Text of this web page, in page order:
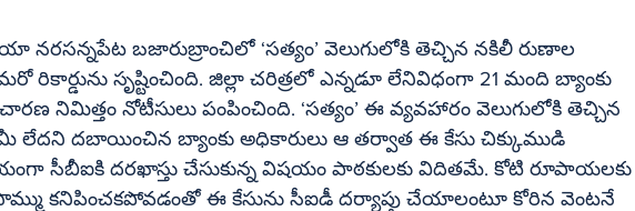
రికార్డును సృష్టించింది. జిల్లా చరిత్రలో ఎన్నడూ లేనివిధంగా 21 మంది బ్యాంకు
నిమిత్తం నోటీసులు పంపించింది. ‘సత్యం’ ఈ వ్యవహారం వెలుగులోకి తెచ్చిన
లేదని దబాయించిన బ్యాంకు అధికారులు ఆ తర్వాత ఈ కేసు చిక్కుముడి
సీబీఐకి దరఖాస్తు చేసుకున్న విషయం పాఠకులకు విదితమే. కోటి రూపాయలకు
కనిపించకపోవడంతో ఈ కేసును సీఐడీ దర్యాప్తు చేయాలంటూ కోరిన వెంటనే